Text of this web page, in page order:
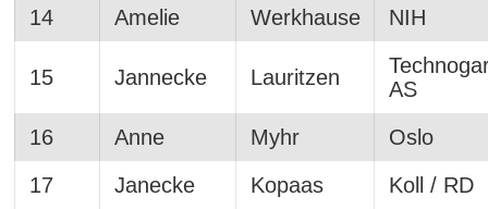
14
Amelie Werkhause NIH
15 Jannecke Lauritzen
AS
16
Anne Myhr
Oslo
17
Janecke Kopaas
Koll / RD